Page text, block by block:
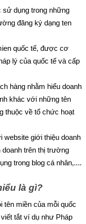
dụng trong những
đăng ký dạng ten
quốc tế, được cơ
lý của quốc tế và cấp
hàng nhằm hiểu doanh
khác với những tên
thuộc về tổ chức hoạt
website giới thiệu doanh
trên thị trường
trong blog cá nhân,....
là gì?
tên miền của mỗi quốc
tắt ví dụ như Pháp